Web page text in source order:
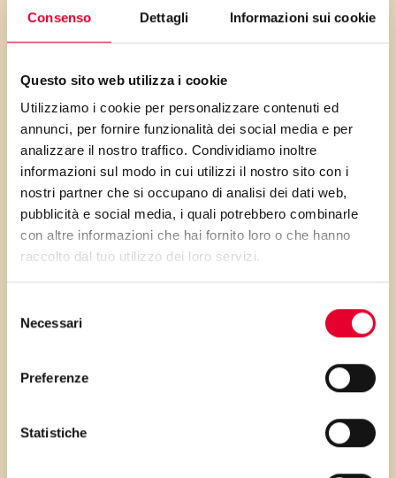
Consenso Dettagli Informazioni sui cookie
Questo sito web utilizza i cookie
Utilizziamo i cookie per personalizzare contenuti ed
annunci, per fornire funzionalità dei social media e per
analizzare il nostro traffico. Condividiamo inoltre
informazioni sul modo in cui utilizzi il nostro sito con i
nostri partner che si occupano di analisi dei dati web,
pubblicità e social media, i quali potrebbero combinarle
con altre informazioni che hai fornito loro o che hanno
raccolto dal tuo utilizzo dei loro servizi.
delNecessari
Preferenze
Statistiche
vegetali, nella lecitina di soia.
VALLÉ OMEGA3: IL
BENESSERE DI OGNI
GIORNO
Grazie alle proprietà dei semi di lino,
Vallé Omega3contribuisce a
mantenere un corretto livello di
colesterolo.
È il condimento cremoso sano
per eccellenza: un cucchiaio (10
gr) contiene il 20% dell’apporto
ALA (Omega3),
senza cambiare gusto alle